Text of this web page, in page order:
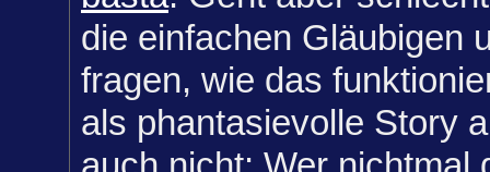
die einfachen Gläubigen
fragen, wie das
als phantasievolle Story